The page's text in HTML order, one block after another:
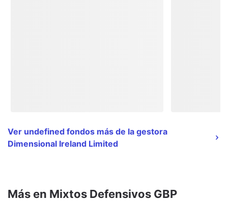
Ver undefined fondos más de la gestora
Dimensional Ireland Limited
Más en Mixtos Defensivos GBP